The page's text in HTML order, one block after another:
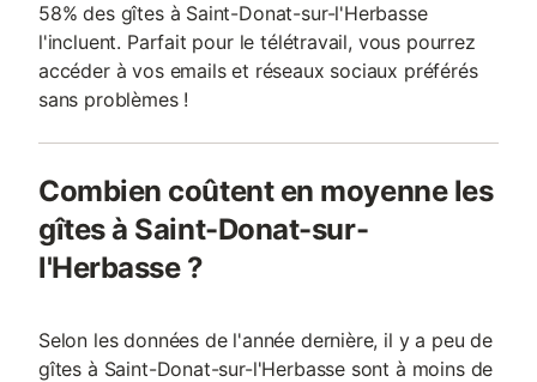
58% des gîtes à Saint-Donat-sur-l'Herbasse
l'incluent. Parfait pour le télétravail, vous pourrez
accéder à vos emails et réseaux sociaux préférés
sans problèmes !
Combien coûtent en moyenne les
gîtes à Saint-Donat-sur-
l'Herbasse ?
Selon les données de l'année dernière, il y a peu de
gîtes à Saint-Donat-sur-l'Herbasse sont à moins de